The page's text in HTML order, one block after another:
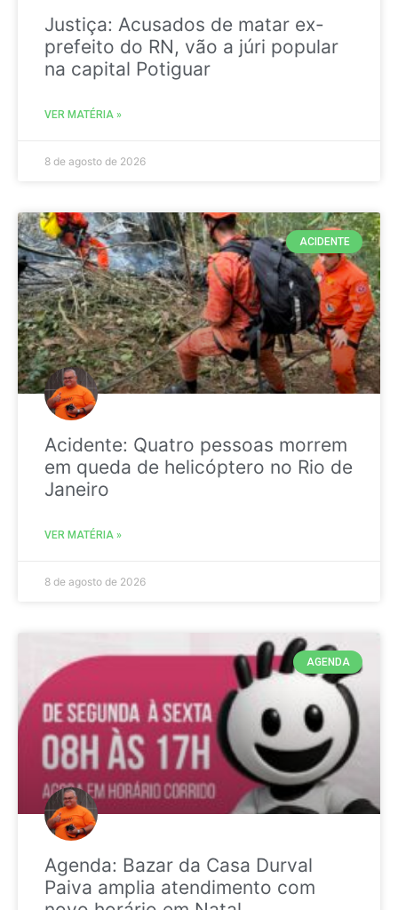
Justiça: Acusados de matar ex-
prefeito do RN, vão a júri popular
na capital Potiguar
VER MATÉRIA »
8 de agosto de 2026
ACIDENTE
Acidente: Quatro pessoas morrem
em queda de helicóptero no Rio de
Janeiro
VER MATÉRIA »
8 de agosto de 2026
AGENDA
Agenda: Bazar da Casa Durval
Paiva amplia atendimento com